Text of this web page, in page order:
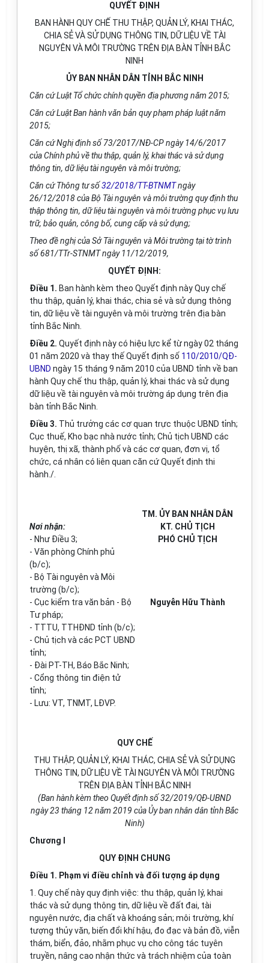
QUYẾT ĐỊNH
BAN HÀNH QUY CHẾ THU THẬP, QUẢN LÝ, KHAI THÁC,
CHIA SẺ VÀ SỬ DỤNG THÔNG TIN, DỮ LIỆU VỀ TÀI
NGUYÊN VÀ MÔI TRƯỜNG TRÊN ĐỊA BÀN TỈNH BẮC
NINH
ỦY BAN NHÂN DÂN TỈNH BẮC NINH
Căn cứ Luật Tổ chức chính quyền địa phương năm 2015;
Căn cứ Luật Ban hành văn bản quy phạm pháp luật năm
2015;
Căn cứ Nghị định số 73/2017/NĐ-CP ngày 14/6/2017
của Chính phủ về thu thập, quản lý, khai thác và sử dụng
thông tin, dữ liệu tài nguyên và môi trường;
Căn cứ Thông tư số32/2018/TT-BTNMTngày
26/12/2018 của Bộ Tài nguyên và môi trường quy định thu
thập thông tin, dữ liệu tài nguyên và môi trường phục vụ lưu
trữ, bảo quản, công bố, cung cấp và sử dụng;
Theo đề nghị của Sở Tài nguyên và Môi trường tại tờ trình
số 681/TTr-STNMT ngày 11/12/2019,
QUYẾT ĐỊNH:
Điều 1. Ban hành kèm theo Quyết định này Quy chế
thu thập, quản lý, khai thác, chia sẻ và sử dụng thông
tin, dữ liệu về tài nguyên và môi trường trên địa bàn
tỉnh Bắc Ninh.
Điều 2. Quyết định này có hiệu lực kể từ ngày 02 tháng
01 năm 2020 và thay thế Quyết định số 110/2010/QĐ-
UBND ngày 15 tháng 9 năm 2010 của UBND tỉnh về ban
hành Quy chế thu thập, quản lý, khai thác và sử dụng
dữ liệu về tài nguyên và môi trường áp dụng trên địa
bàn tỉnh Bắc Ninh.
Điều 3. Thủ trưởng các cơ quan trực thuộc UBND tỉnh;
Cục thuế, Kho bạc nhà nước tỉnh; Chủ tịch UBND các
huyện, thị xã, thành phố và các cơ quan, đơn vị, tổ
chức, cá nhân có liên quan căn cứ Quyết định thi
hành./.
Nơi nhận:
- Như Điều 3;
- Văn phòng Chính phủ
(b/c);
- Bộ Tài nguyên và Môi
trường (b/c);
- Cục kiểm tra văn bản - Bộ
Tư pháp;
- TTTU, TTHĐND tỉnh (b/c);
- Chủ tịch và các PCT UBND
tỉnh;
- Đài PT-TH, Báo Bắc Ninh;
- Cổng thông tin điện tử
tỉnh;
- Lưu: VT, TNMT, LĐVP.
TM. ỦY BAN NHÂN DÂN
KT. CHỦ TỊCH
PHÓ CHỦ TỊCH
Nguyễn Hữu Thành
QUY CHẾ
THU THẬP, QUẢN LÝ, KHAI THÁC, CHIA SẺ VÀ SỬ DỤNG
THÔNG TIN, DỮ LIỆU VỀ TÀI NGUYÊN VÀ MÔI TRƯỜNG
TRÊN ĐỊA BÀN TỈNH BẮC NINH
(Ban hành kèm theo Quyết định số32/2019/QĐ-UBND
ngày23 tháng 12 năm 2019 của Ủy ban nhân dân tỉnh Bắc
Ninh)
Chương I
QUY ĐỊNH CHUNG
Điều 1. Phạm vi điều chỉnh và đối tượng áp dụng
1. Quy chế này quy định việc: thu thập, quản lý, khai
thác và sử dụng thông tin, dữ liệu về đất đai, tài
nguyên nước, địa chất và khoáng sản; môi trường, khí
tượng thủy văn, biến đổi khí hậu, đo đạc và bản đồ, viễn
thám, biển, đảo, nhằm phục vụ cho công tác tuyên
truyền, nâng cao nhận thức và trách nhiệm của toàn